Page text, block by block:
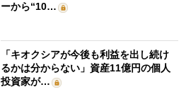
ーから“10…
「キオクシアが今後も利益を出し続け
るかは分からない」資産11億円の個人
投資家が…